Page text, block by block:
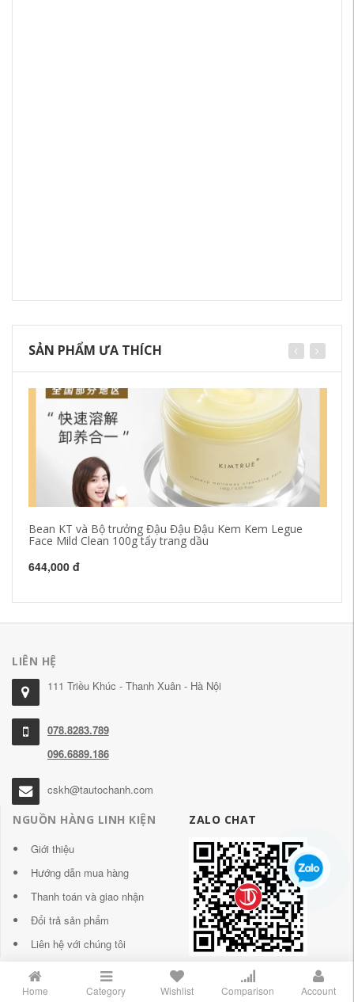
SẢN PHẨM ƯA THÍCH
Bean KT và Bộ trưởng Đậu Đậu Đậu Kem Kem Legue
Face Mild Clean 100g tẩy trang dầu
644,000 đ
LIÊN HỆ
111 Triều Khúc - Thanh Xuân - Hà Nội
078.8283.789
096.6889.186
cskh@tautochanh.com
NGUỒN HÀNG LINH KIỆN
Giới thiệu
Hướng dẫn mua hàng
Thanh toán và giao nhận
Đổi trả sản phẩm
Liên hệ với chúng tôi
ZALO CHAT
Home Category Wishlist Comparison Account